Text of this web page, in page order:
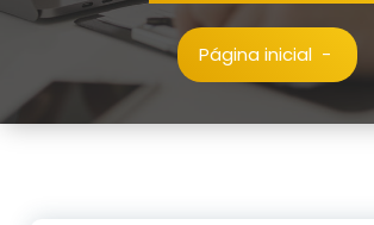
Página inicial-